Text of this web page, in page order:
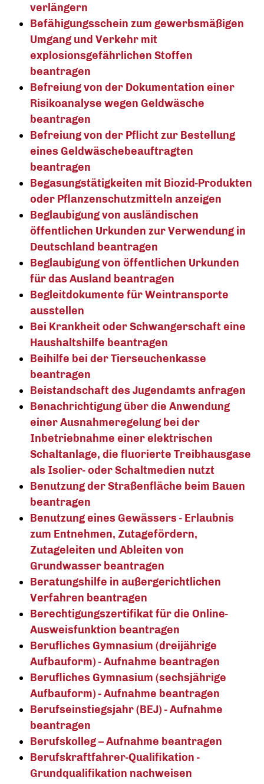
verlängern
Befähigungsschein zum gewerbsmäßigen
Umgang und Verkehr mit
explosionsgefährlichen Stoffen
beantragen
Befreiung von der Dokumentation einer
Risikoanalyse wegen Geldwäsche
beantragen
Befreiung von der Pflicht zur Bestellung
eines Geldwäschebeauftragten
beantragen
Begasungstätigkeiten mit Biozid-Produkten
oder Pflanzenschutzmitteln anzeigen
Beglaubigung von ausländischen
öffentlichen Urkunden zur Verwendung in
Deutschland beantragen
Beglaubigung von öffentlichen Urkunden
für das Ausland beantragen
Begleitdokumente für Weintransporte
ausstellen
Bei Krankheit oder Schwangerschaft eine
Haushaltshilfe beantragen
Beihilfe bei der Tierseuchenkasse
beantragen
Beistandschaft des Jugendamts anfragen
Benachrichtigung über die Anwendung
einer Ausnahmeregelung bei der
Inbetriebnahme einer elektrischen
Schaltanlage, die fluorierte Treibhausgase
als Isolier- oder Schaltmedien nutzt
Benutzung der Straßenfläche beim Bauen
beantragen
Benutzung eines Gewässers - Erlaubnis
zum Entnehmen, Zutagefördern,
Zutageleiten und Ableiten von
Grundwasser beantragen
Beratungshilfe in außergerichtlichen
Verfahren beantragen
Berechtigungszertifikat für die Online-
Ausweisfunktion beantragen
Berufliches Gymnasium (dreijährige
Aufbauform) - Aufnahme beantragen
Berufliches Gymnasium (sechsjährige
Aufbauform) - Aufnahme beantragen
Berufseinstiegsjahr (BEJ) - Aufnahme
beantragen
Berufskolleg – Aufnahme beantragen
Berufskraftfahrer-Qualifikation -
Grundqualifikation nachweisen